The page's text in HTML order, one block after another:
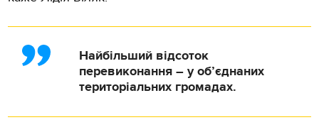
Найбільший відсоток
перевиконання – у об’єднаних
територіальних громадах.